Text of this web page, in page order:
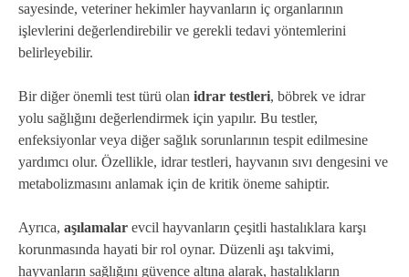
sayesinde, veteriner hekimler hayvanların iç organlarının
işlevlerini değerlendirebilir ve gerekli tedavi yöntemlerini
belirleyebilir.
Bir diğer önemli test türü olan idrar testleri, böbrek ve idrar
yolu sağlığını değerlendirmek için yapılır. Bu testler,
enfeksiyonlar veya diğer sağlık sorunlarının tespit edilmesine
yardımcı olur. Özellikle, idrar testleri, hayvanın sıvı dengesini ve
metabolizmasını anlamak için de kritik öneme sahiptir.
Ayrıca, aşılamalar evcil hayvanların çeşitli hastalıklara karşı
korunmasında hayati bir rol oynar. Düzenli aşı takvimi,
hayvanların sağlığını güvence altına alarak, hastalıkların